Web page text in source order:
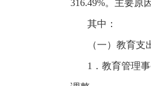
316.49%。主要原
其中：
（一）教育支
1．教育管理